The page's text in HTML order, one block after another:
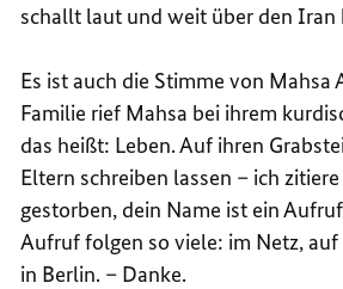
schallt laut und weit über den Iran
Es ist auch die Stimme von Mahsa
Familie rief Mahsa bei ihrem
das heißt: Leben. Auf ihren
Eltern schreiben lassen – ich
gestorben, dein Name ist ein
Aufruf folgen so viele: im Netz, auf
in Berlin. – Danke.